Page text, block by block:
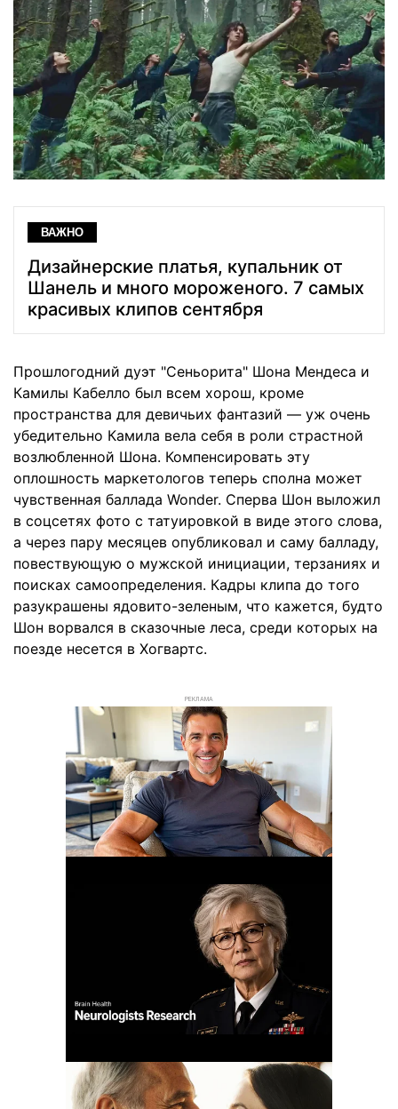
ВАЖНО
Дизайнерские платья, купальник от
Шанель и много мороженого. 7 самых
красивых клипов сентября
Прошлогодний дуэт "Сеньорита" Шона Мендеса и
Камилы Кабелло был всем хорош, кроме
пространства для девичьих фантазий — уж очень
убедительно Камила вела себя в роли страстной
возлюбленной Шона. Компенсировать эту
оплошность маркетологов теперь сполна может
чувственная баллада Wonder. Сперва Шон выложил
в соцсетях фото с татуировкой в виде этого слова,
а через пару месяцев опубликовал и саму балладу,
повествующую о мужской инициации, терзаниях и
поисках самоопределения. Кадры клипа до того
разукрашены ядовито-зеленым, что кажется, будто
Шон ворвался в сказочные леса, среди которых на
поезде несется в Хогвартс.
РЕКЛАМА